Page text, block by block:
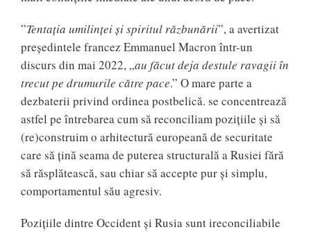
”Tentația umilinței și spiritul răzbunării”, a avertizat
președintele francez Emmanuel Macron într-un
discurs din mai 2022, „au făcut deja destule ravagii în
trecut pe drumurile către pace.” O mare parte a
dezbaterii privind ordinea postbelică. se concentrează
astfel pe întrebarea cum să reconciliam pozițiile și să
(re)construim o arhitectură europeană de securitate
care să țină seama de puterea structurală a Rusiei fără
să răsplătească, sau chiar să accepte pur și simplu,
comportamentul său agresiv.
Pozițiile dintre Occident și Rusia sunt ireconciliabile